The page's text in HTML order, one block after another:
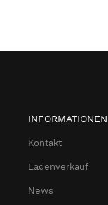
INFORMATIONEN
Kontakt
Ladenverkauf
News